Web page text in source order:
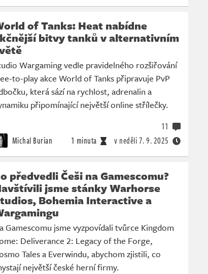
of Tanks: Heat nabídne
bitvy tanků v alternativním
Wargaming vedle pravidelného rozšiřování
to-play akce World of Tanks připravuje PvP
která sází na rychlost, adrenalin a
připomínající největší online střílečky.
Michal Burian 1 minuta v neděli7. 9. 2025
11
předvedli Češi na Gamescomu?
jsme stánky Warhorse
Bohemia Interactive a
Gamescomu jsme vyzpovídali tvůrce Kingdom
Deliverance 2: Legacy of the Forge,
Tales a Everwindu, abychom zjistili, co
největší české herní firmy.